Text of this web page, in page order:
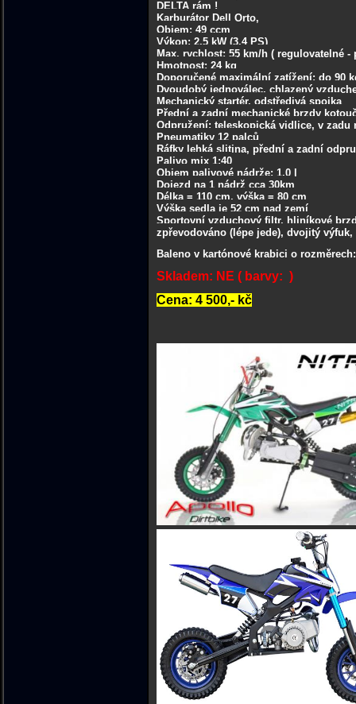
DELTA rám !
Karburátor Dell Orto,
Objem: 49 ccm
Výkon: 2,5 kW (3.4 PS)
Max. rychlost: 55 km/h ( regulovatelné -
Hmotnost: 24 kg
Doporučené maximální zatížení: do 90
Dvoudobý jednoválec, chlazený
Mechanický startér, odstředivá spojka
Přední a zadní mechanické brzdy
Odpružení: teleskopická vidlice, v zadu
Pneumatiky 12 palců
Ráfky lehká slitina, přední a zadní
Palivo mix 1:40
Objem palivové nádrže: 1,0 l
Dojezd na 1 nádrž cca 30km
Délka = 110 cm, výška = 80 cm
Výška sedla je 52 cm nad zemí
Sportovní vzduchový filtr, hliníkové
zpřevodováno (lépe jede), dvojitý
Baleno v kartónové krabici o
Skladem: NE ( barvy: )
Cena: 4 500,- kč